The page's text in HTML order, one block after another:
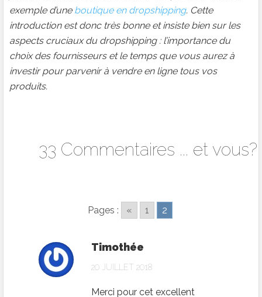
exemple d’une boutique en dropshipping. Cette
introduction est donc très bonne et insiste bien sur les
aspects cruciaux du dropshipping : l’importance du
choix des fournisseurs et le temps que vous aurez à
investir pour parvenir à vendre en ligne tous vos
produits.
33 Commentaires ... et vous?
Pages : « 1 2
Timothée
20 JUILLET 2018
Merci pour cet excellent